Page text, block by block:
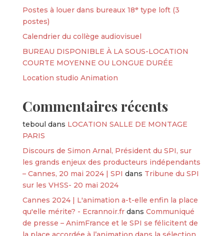
Postes à louer dans bureaux 18ᵉ type loft (3
postes)
Calendrier du collège audiovisuel
BUREAU DISPONIBLE À LA SOUS-LOCATION
COURTE MOYENNE OU LONGUE DURÉE
Location studio Animation
Commentaires récents
teboul dans LOCATION SALLE DE MONTAGE
PARIS
Discours de Simon Arnal, Président du SPI, sur
les grands enjeux des producteurs indépendants
– Cannes, 20 mai 2024 | SPI dans Tribune du SPI
sur les VHSS- 20 mai 2024
Cannes 2024 | L'animation a-t-elle enfin la place
qu'elle mérite? - Ecrannoir.frdans Communiqué
de presse – AnimFrance et le SPI se félicitent de